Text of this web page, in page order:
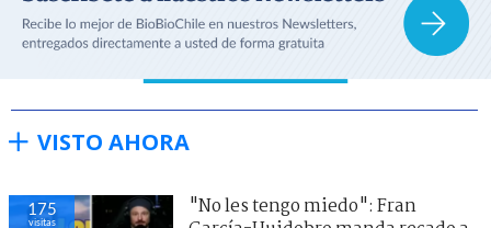
VISTO AHORA
175
visitas
"No les tengo miedo": Fran